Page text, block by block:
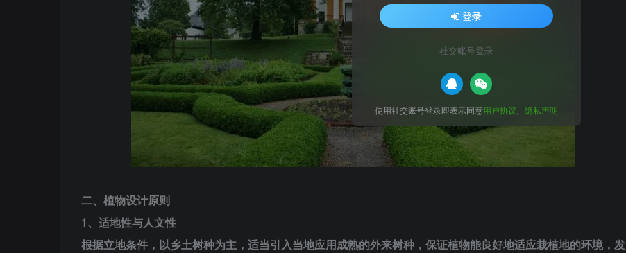
二、植物设计原则
1、适地性与人文性
根据立地条件，以乡土树种为主，适当引入当地应用成熟的外来树种，保证植物能良好地适应栽植地的环境，发
登录
社交账号登录
使用社交账号登录即表示同意用户协议 隐私声明